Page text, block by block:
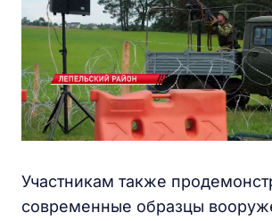
Участникам также
современные образцы